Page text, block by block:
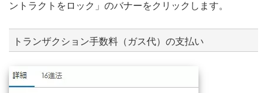
ントラクトをロック」のバナーをクリックします。
トランザクション手数料（ガス代）の支払い